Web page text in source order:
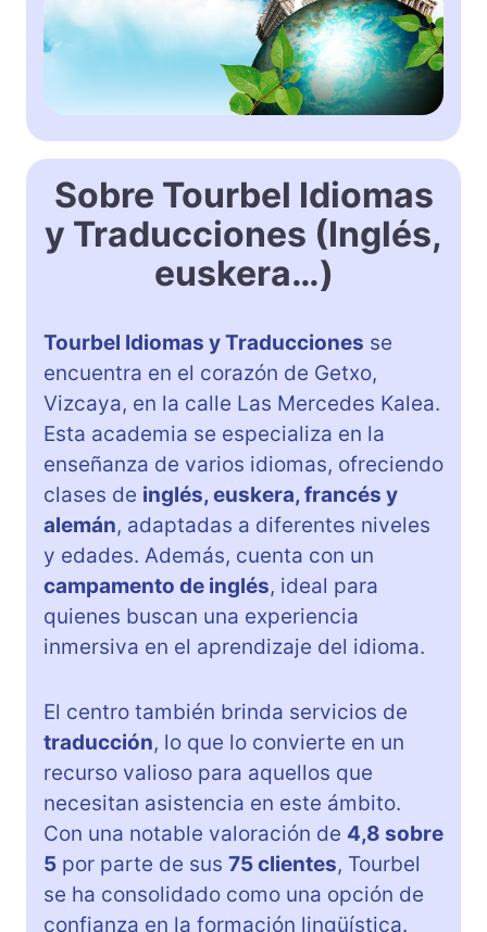
Sobre Tourbel Idiomas
y Traducciones (Inglés,
euskera…)
Tourbel Idiomas y Traducciones se
encuentra en el corazón de Getxo,
Vizcaya, en la calle Las Mercedes Kalea.
Esta academia se especializa en la
enseñanza de varios idiomas, ofreciendo
clases de inglés, euskera, francés y
alemán, adaptadas a diferentes niveles
y edades. Además, cuenta con un
campamento de inglés, ideal para
quienes buscan una experiencia
inmersiva en el aprendizaje del idioma.
El centro también brinda servicios de
traducción, lo que lo convierte en un
recurso valioso para aquellos que
necesitan asistencia en este ámbito.
Con una notable valoración de 4,8 sobre
5 por parte de sus 75 clientes, Tourbel
se ha consolidado como una opción de
confianza en la formación lingüística.